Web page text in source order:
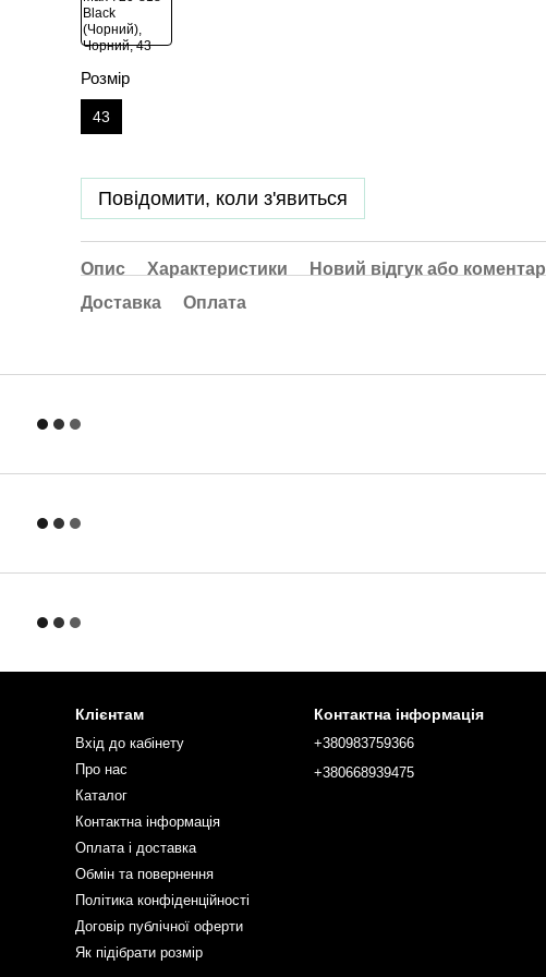
Розмір
43
Повідомити, коли з'явиться
Опис Характеристики
Новий відгук або коментар
Доставка
Оплата
Клієнтам
Вхід до кабінету
Про нас
Каталог
Контактна інформація
Оплата і доставка
Обмін та повернення
Політика конфіденційності
Договір публічної оферти
Як пiдiбрати розмiр
Контактна інформація
+380983759366
+380668939475